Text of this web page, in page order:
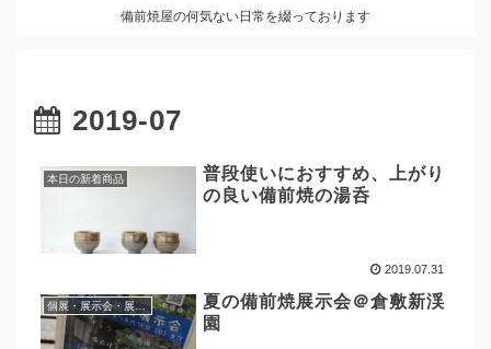
備前焼屋の何気ない日常を綴っております
2019-07
本日の新着商品
普段使いにおすすめ、上がり
の良い備前焼の湯呑
2019.07.31
個展・展示会・展覧会情報
夏の備前焼展示会＠倉敷新渓
園